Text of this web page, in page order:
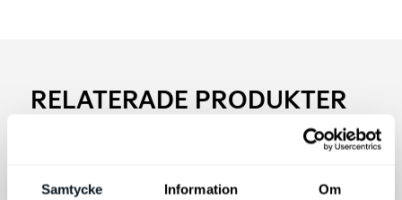
Samtycke Information Om
RELATERADE PRODUKTER